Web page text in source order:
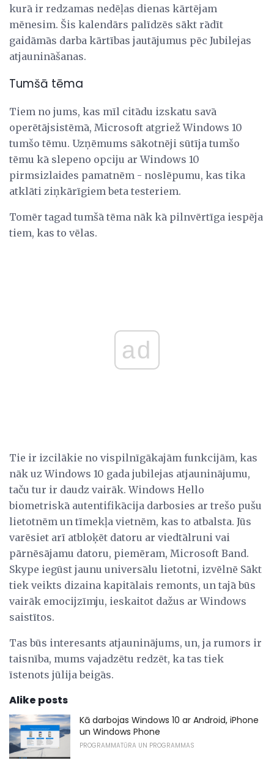
kurā ir redzamas nedēļas dienas kārtējam
mēnesim. Šis kalendārs palīdzēs sākt rādīt
gaidāmās darba kārtības jautājumus pēc Jubilejas
atjaunināšanas.
Tumšā tēma
Tiem no jums, kas mīl citādu izskatu savā
operētājsistēmā, Microsoft atgriež Windows 10
tumšo tēmu. Uzņēmums sākotnēji sūtīja tumšo
tēmu kā slepeno opciju ar Windows 10
pirmsizlaides pamatnēm - noslēpumu, kas tika
atklāti ziņkārīgiem beta testeriem.
Tomēr tagad tumšā tēma nāk kā pilnvērtīga iespēja
tiem, kas to vēlas.
ad
Tie ir izcilākie no vispilnīgākajām funkcijām, kas
nāk uz Windows 10 gada jubilejas atjauninājumu,
taču tur ir daudz vairāk. Windows Hello
biometriskā autentifikācija darbosies ar trešo pušu
lietotnēm un tīmekļa vietnēm, kas to atbalsta. Jūs
varēsiet arī atbloķēt datoru ar viedtālruni vai
pārnēsājamu datoru, piemēram, Microsoft Band.
Skype iegūst jaunu universālu lietotni, izvēlnē Sākt
tiek veikts dizaina kapitālais remonts, un tajā būs
vairāk emocijzīmju, ieskaitot dažus ar Windows
saistītos.
Tas būs interesants atjauninājums, un, ja rumors ir
taisnība, mums vajadzētu redzēt, ka tas tiek
īstenots jūlija beigās.
Alike posts
Kā darbojas Windows 10 ar Android, iPhone
un Windows Phone
PROGRAMMATŪRA UN PROGRAMMAS